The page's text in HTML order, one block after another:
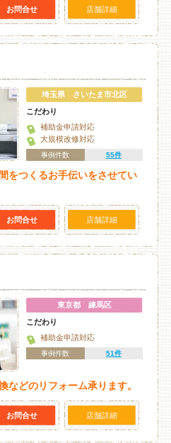
お問合せ 店舗詳細
埼玉県 さいたま市北区
こだわり
補助金申請対応
大規模改修対応
事例件数 55件
をつくるお手伝いをさせてい
お問合せ 店舗詳細
東京都 練馬区
こだわり
補助金申請対応
事例件数 51件
などのリフォーム承ります。
お問合せ 店舗詳細